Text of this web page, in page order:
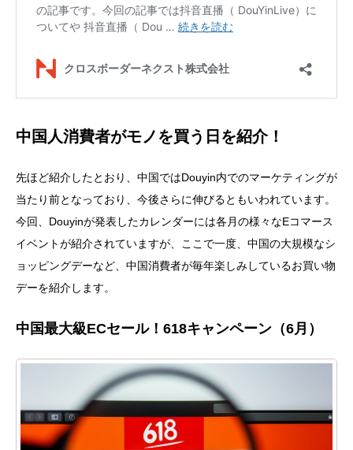
中国人消費者がモノを買う日を紹介！
先ほど紹介したとおり、中国ではDouyin内でのマーケティングが
当たり前となっており、今後さらに伸びるともいわれています。
今回、Douyinが発表したカレンダーには各月の様々なEコマース
イベントが紹介されていますが、ここで一度、中国の大規模なシ
ョッピングデーなど、中国消費者が毎年楽しみしているお買い物
デーを紹介します。
中国最大級ECセール！618キャンペーン（6月）